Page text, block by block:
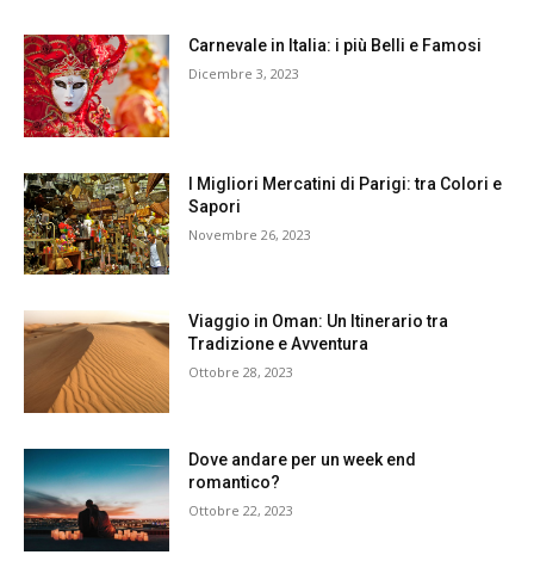
Carnevale in Italia: i più Belli e Famosi
Dicembre 3, 2023
I Migliori Mercatini di Parigi: tra Colori e
Sapori
Novembre 26, 2023
Viaggio in Oman: Un Itinerario tra
Tradizione e Avventura
Ottobre 28, 2023
Dove andare per un week end
romantico?
Ottobre 22, 2023